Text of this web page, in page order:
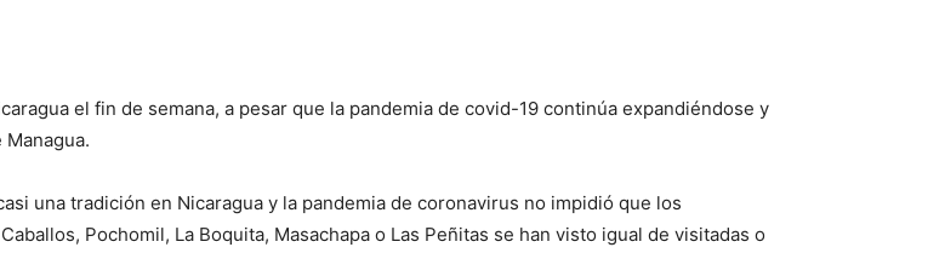
el fin de semana, a pesar que la pandemia de covid-19 continúa expandiéndose y
una tradición en Nicaragua y la pandemia de coronavirus no impidió que los
Pochomil, La Boquita, Masachapa o Las Peñitas se han visto igual de visitadas o